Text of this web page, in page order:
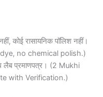
कोई रासायनिक पॉलिश नहीं।
no chemical polish.)
लैब प्रमाणपत्र। (2 Mukhi
with Verification.)